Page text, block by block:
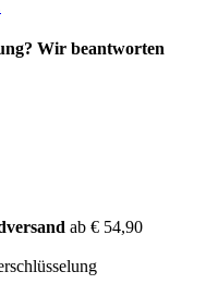
Wir beantworten
ab € 54,90